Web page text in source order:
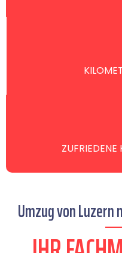
Umzug von Luzern